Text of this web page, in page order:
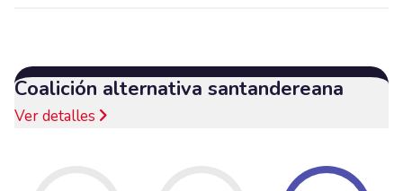
Coalición alternativa santandereana
Ver detalles